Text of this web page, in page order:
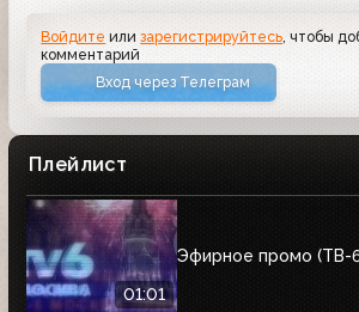
Войдите илизарегистрируйтесь, чтобы
комментарий
Вход через Телеграм
Плейлист
01:01
Эфирное промо (ТВ-